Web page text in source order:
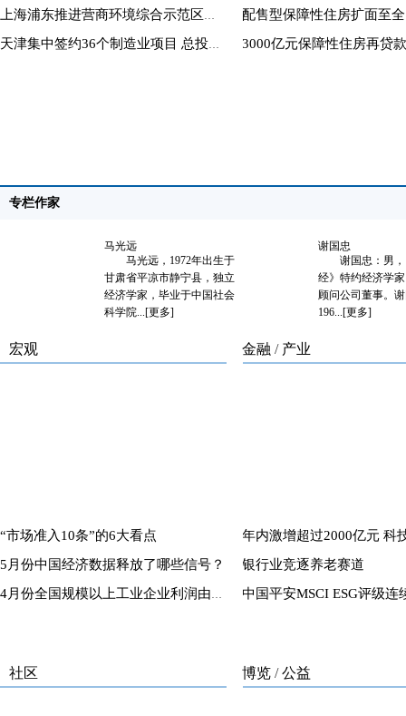
上海浦东推进营商环境综合示范区建设
天津集中签约36个制造业项目 总投资668亿元
专栏作家
马光远
马光远，1972年出生于
甘肃省平凉市静宁县，独立
经济学家，毕业于中国社会
科学院...[更多]
谢国忠
谢国忠：男，
经》特约经济学
顾问公司董事。
196...[更多]
宏观
“市场准入10条”的6大看点
5月份中国经济数据释放了哪些信号？
4月份全国规模以上工业企业利润由降转增
金融 / 产业
银行业竞逐养老赛道
社区 博览 /公益